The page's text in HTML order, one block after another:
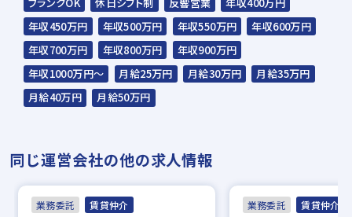
年収450万円
年収500万円 年収550万円
年収600万円
年収700万円
年収800万円
年収900万円
年収1000万円～
月給25万円 月給30万円
月給35万円
月給40万円
月給50万円
同じ運営会社の他の求人情報
業務委託 賃貸仲介 業務委託 賃貸仲介